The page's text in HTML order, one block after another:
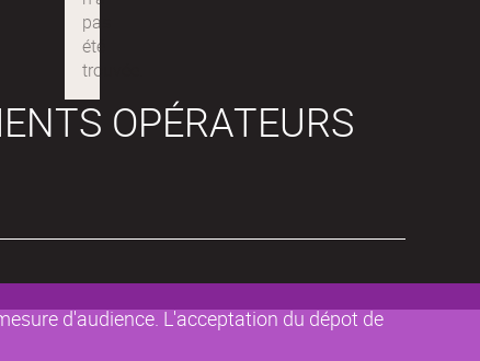
d'audience. L'acceptation du dépot de
OPÉRATEURS